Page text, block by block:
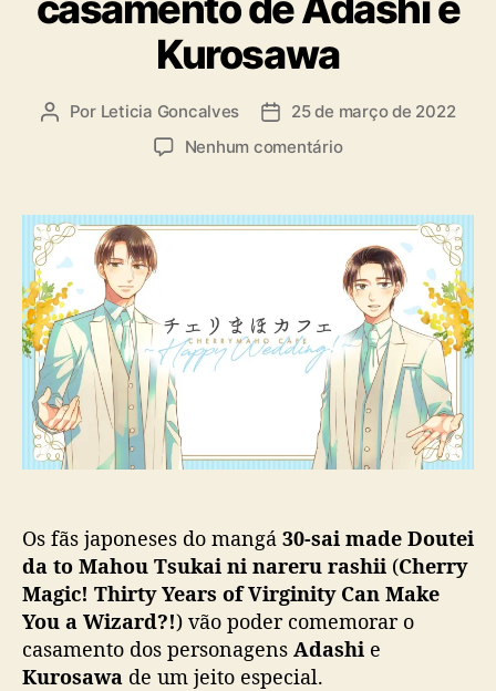
a
Kurosawa
A
r
d
o
p
o
s
t
Por Leticia Goncalves
D
d
e
l
i
ã
25 de março de 2022
Nenhum comentárioe
h
r
r
M
a
g
i
c
f
é
t
m
á
Os fãs japoneses do mangá 30-sai made Doutei
da to Mahou Tsukai ni nareru rashii (Cherry
Magic! Thirty Years of Virginity Can Make
You a Wizard?!) vão poder comemorar o
casamento dos personagens Adashi e
Kurosawa de um jeito especial.